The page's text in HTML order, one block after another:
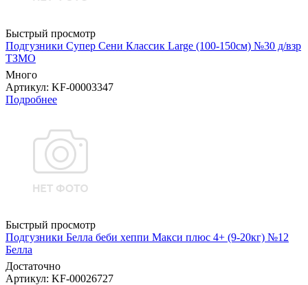
Быстрый просмотр
Подгузники Супер Сени Классик Large (100-150см) №30 д/взр
ТЗМО
Много
Артикул: KF-00003347
Подробнее
Быстрый просмотр
Подгузники Белла беби хеппи Макси плюс 4+ (9-20кг) №12
Белла
Достаточно
Артикул: KF-00026727